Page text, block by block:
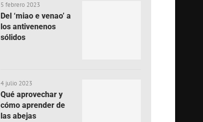
5 febrero 2023
Del ‘miao e venao’ a
los antivenenos
sólidos
4 julio 2023
Qué aprovechar y
cómo aprender de
las abejas